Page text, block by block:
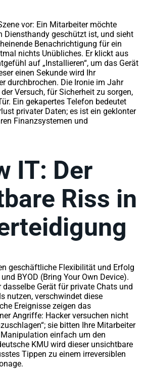
vor: Ein Mitarbeiter möchte
Diensthandy geschützt ist, und sieht
Benachrichtigung für ein
nichts Unübliches. Er klickt aus
auf „Installieren“, um das Gerät
einen Sekunde wird Ihr
durchbrochen. Die Ironie im Jahr
Versuch, für Sicherheit zu sorgen,
Ein gekapertes Telefon bedeutet
privater Daten; es ist ein geklonter
Finanzsystemen und
IT: Der
Riss in
geschäftliche Flexibilität und Erfolg
BYOD (Bring Your Own Device).
Gerät für private Chats und
nutzen, verschwindet diese
Ereignisse zeigen das
Angriffe: Hacker versuchen nicht
sie bitten Ihre Mitarbeiter
einfach um den
KMU wird dieser unsichtbare
Tippen zu einem irreversiblen